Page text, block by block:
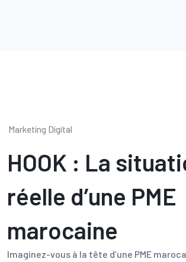
Marketing Digital
HOOK : La
réelle d’une PME
marocaine
Imaginez-vous à la tête d’une PME